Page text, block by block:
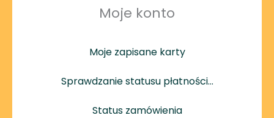
Moje konto
Moje zapisane karty
Sprawdzanie statusu płatności…
Status zamówienia